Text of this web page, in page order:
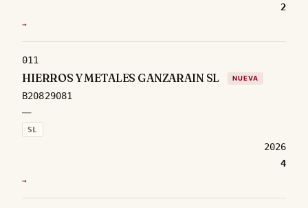
2
→
011
HIERROS Y METALES GANZARAIN SL NUEVA
B20829081
—
SL
2026
4
→